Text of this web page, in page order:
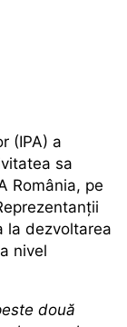
(IPA) a
sa
România, pe
la dezvoltarea
nivel
două